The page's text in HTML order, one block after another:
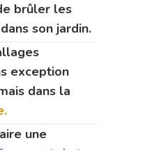
brûler les
dans son jardin.
exception
dans la
une